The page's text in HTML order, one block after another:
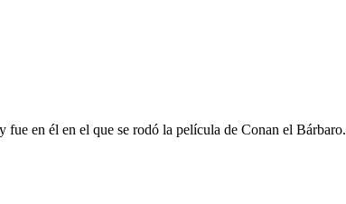
en él en el que se rodó la película de Conan el Bárbaro.